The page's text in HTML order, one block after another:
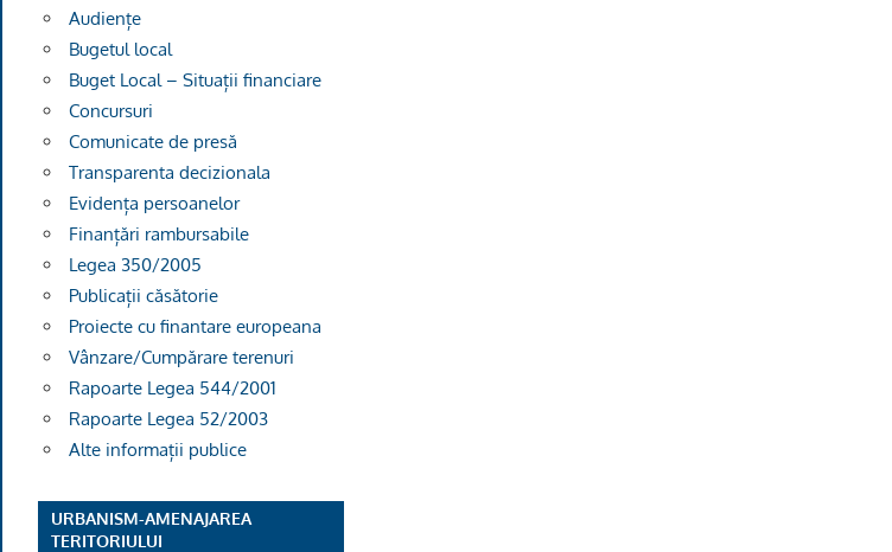
Audiențe
Bugetul local
Buget Local – Situații financiare
Concursuri
Comunicate de presă
Transparenta decizionala
Evidența persoanelor
Finanțări rambursabile
Legea 350/2005
Publicații căsătorie
Proiecte cu finantare europeana
Vânzare/Cumpărare terenuri
Rapoarte Legea 544/2001
Rapoarte Legea 52/2003
Alte informații publice
URBANISM-AMENAJAREA
TERITORIULUI